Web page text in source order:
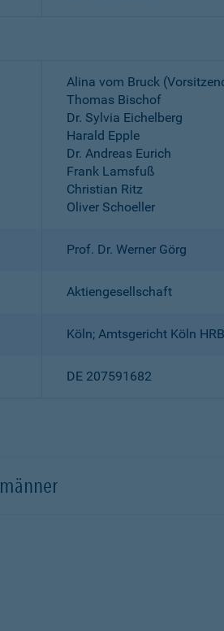
Alina vom Bruck
Thomas Bischof
Dr. Sylvia Eichelberg
Harald Epple
Dr. Andreas Eurich
Frank Lamsfuß
Christian Ritz
Oliver Schoeller
Prof. Dr. Werner Görg
Aktiengesellschaft
Köln; Amtsgericht Köln
DE 207591682